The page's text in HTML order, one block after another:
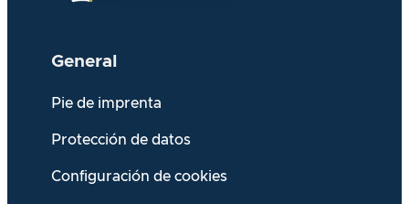
General
Pie de imprenta
Protección de datos
Configuración de cookies